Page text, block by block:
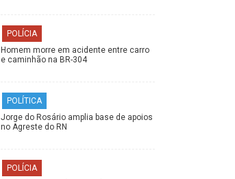
POLÍCIA
Homem morre em acidente entre carro
e caminhão na BR-304
POLÍTICA
Jorge do Rosário amplia base de apoios
no Agreste do RN
POLÍCIA